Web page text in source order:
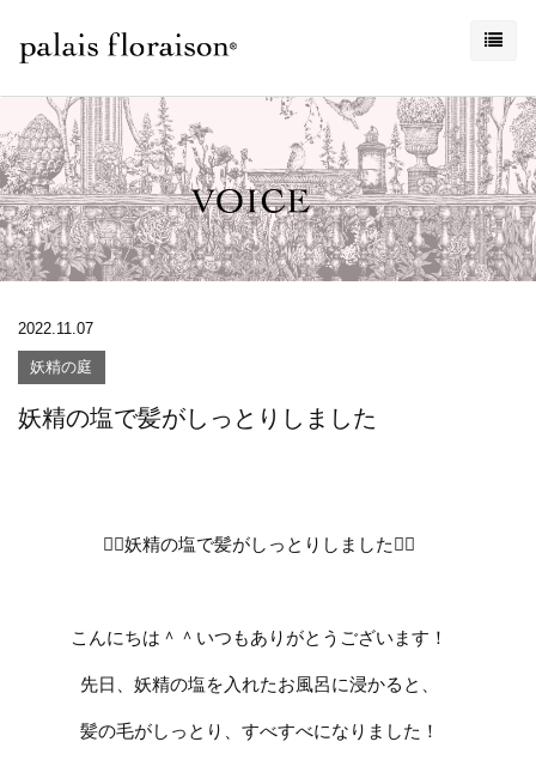
2022.11.07
妖精の庭
妖精の塩で髪がしっとりしました
🧚‍♀️妖精の塩で髪がしっとりしました🧚‍♀️
こんにちは＾＾いつもありがとうございます！
先日、妖精の塩を入れたお風呂に浸かると、
髪の毛がしっとり、すべすべになりました！